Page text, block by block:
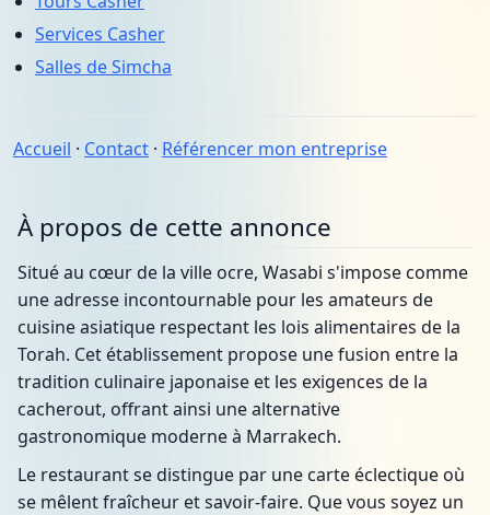
Services Casher
Salles de Simcha
Accueil · Contact · Référencer mon entreprise
À propos de cette annonce
Situé au cœur de la ville ocre, Wasabi s'impose comme
une adresse incontournable pour les amateurs de
cuisine asiatique respectant les lois alimentaires de la
Torah. Cet établissement propose une fusion entre la
tradition culinaire japonaise et les exigences de la
cacherout, offrant ainsi une alternative
gastronomique moderne à Marrakech.
Le restaurant se distingue par une carte éclectique où
se mêlent fraîcheur et savoir-faire. Que vous soyez un